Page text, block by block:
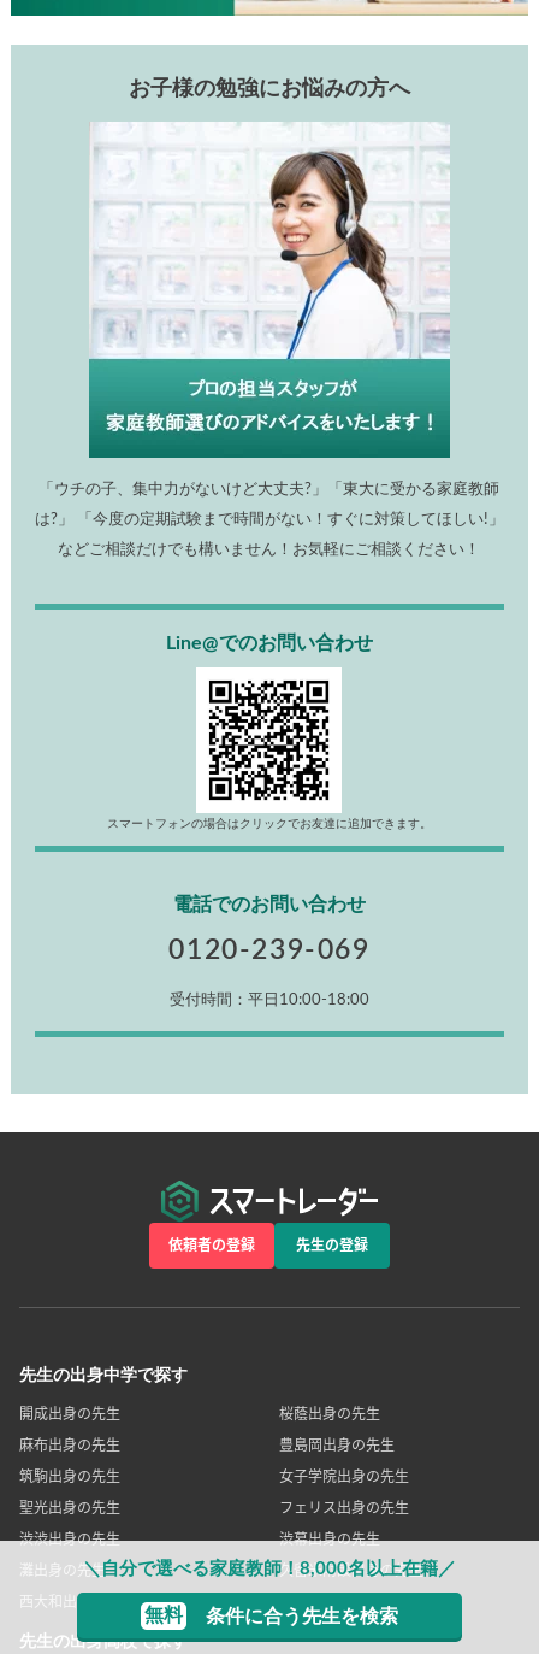
お子様の勉強にお悩みの方へ
「ウチの子、集中力がないけど大丈夫?」「東大に受かる家庭教師
は?」 「今度の定期試験まで時間がない！すぐに対策してほしい!」
などご相談だけでも構いません！お気軽にご相談ください！
Line@でのお問い合わせ
スマートフォンの場合はクリックでお友達に追加できます。
電話でのお問い合わせ
0120-239-069
受付時間：平日10:00-18:00
＼自分で選べる家庭教師！8,000名以上在籍／
無料 条件に合う先生を検索
依頼者の登録 先生の登録
先生の出身中学で探す
開成出身の先生
桜蔭出身の先生
麻布出身の先生
豊島岡出身の先生
筑駒出身の先生
女子学院出身の先生
聖光出身の先生
フェリス出身の先生
渋渋出身の先生
渋幕出身の先生
灘出身の先生
久留米附設出身の先生
西大和出身の先生
ラ・サール出身の先生
先生の出身高校で探す